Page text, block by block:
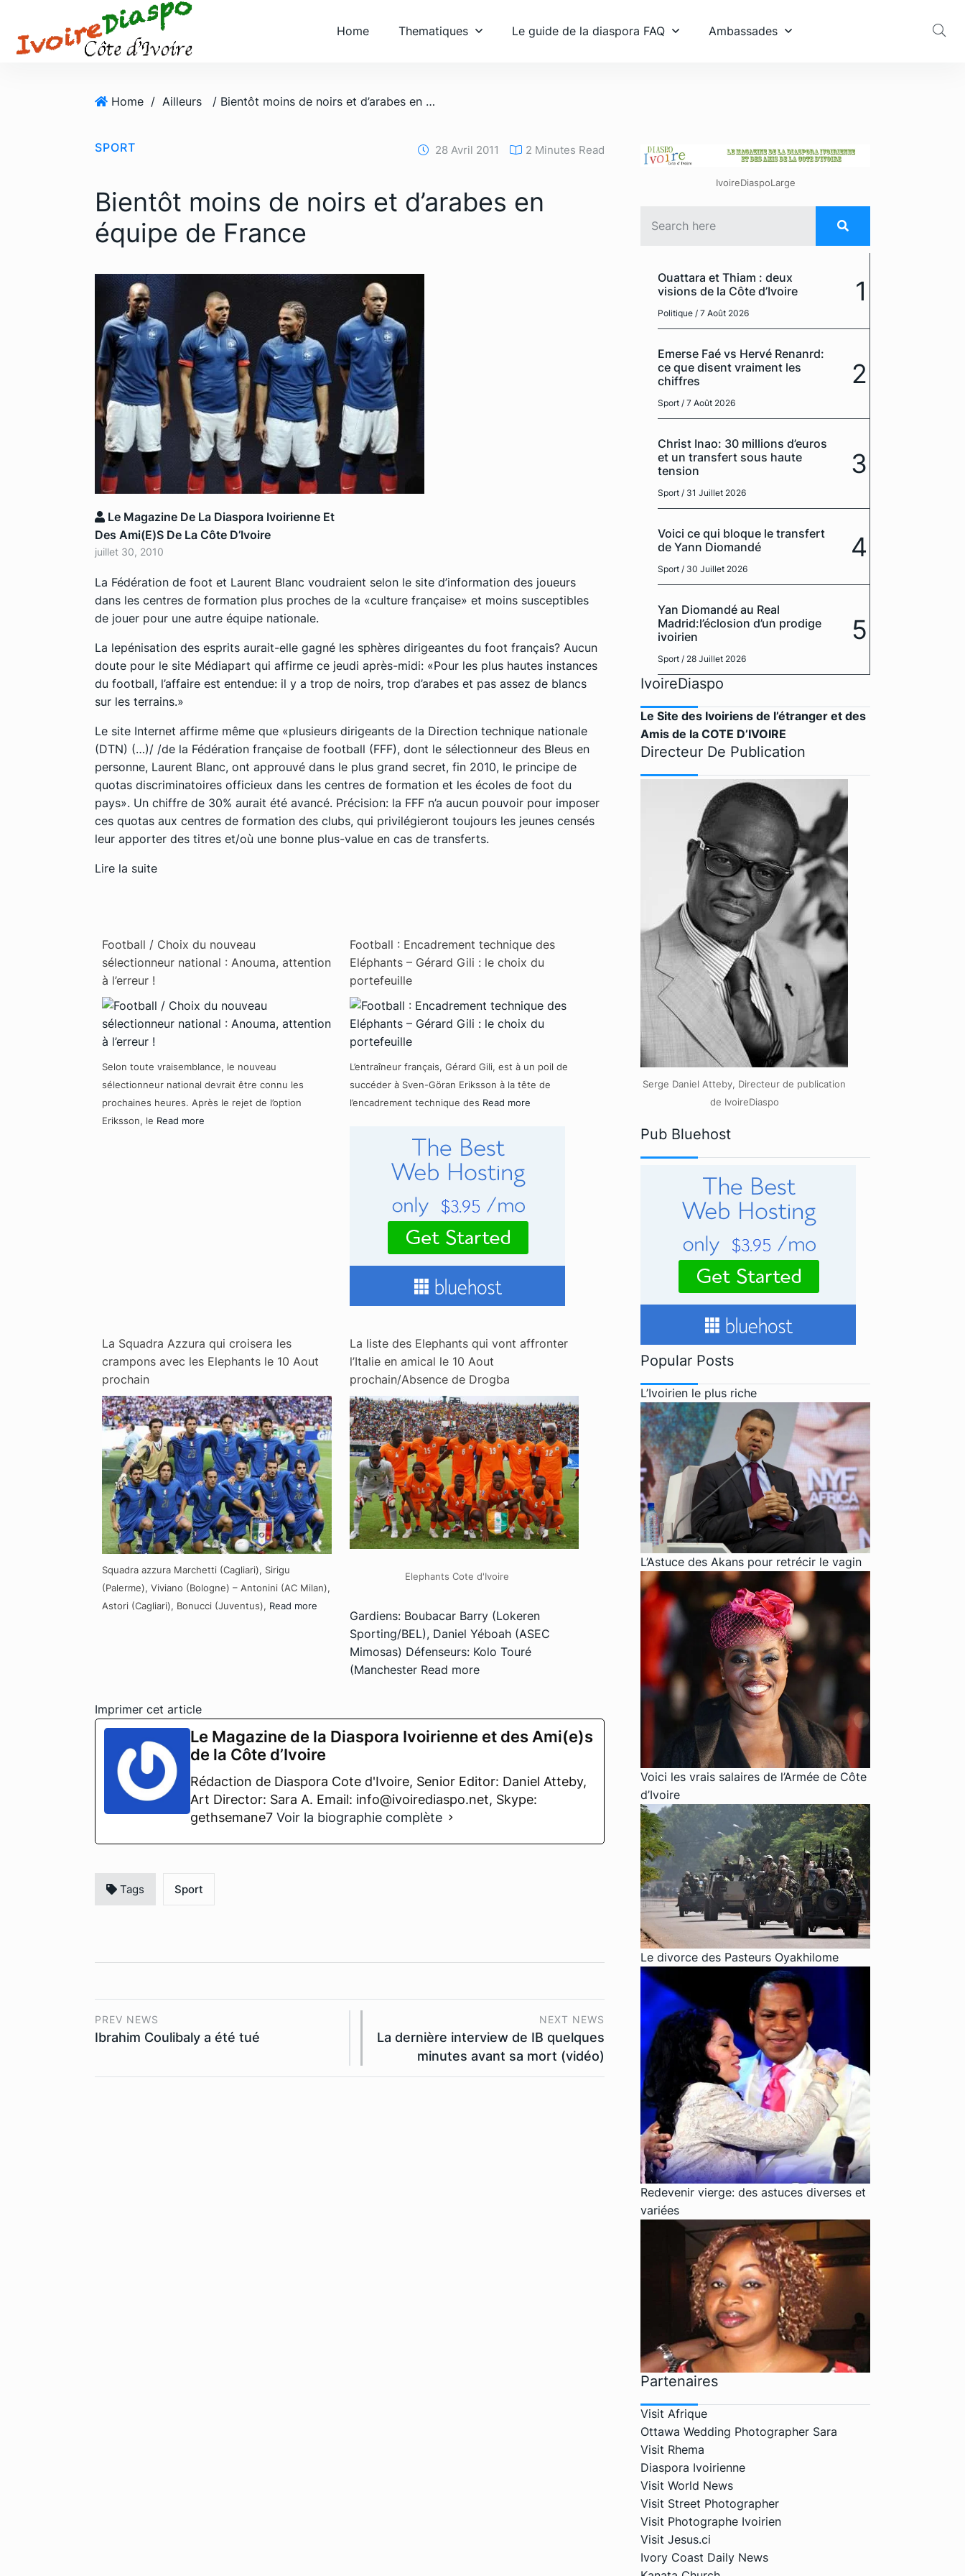
Home Thematiques Le guide de la diaspora FAQ Ambassades
Home / Ailleurs / Bientôt moins de noirs et d’arabes en équipe de France
SPORT 28 Avril 2011 2 Minutes Read
Bientôt moins de noirs et d’arabes en
équipe de France
Le Magazine De La Diaspora Ivoirienne Et
Des Ami(e)s De La Côte D’Ivoire
juillet 30, 2010
La Fédération de foot et Laurent Blanc voudraient selon le site d’information des joueurs
dans les centres de formation plus proches de la «culture française» et moins susceptibles
de jouer pour une autre équipe nationale.
La lepénisation des esprits aurait-elle gagné les sphères dirigeantes du foot français? Aucun
doute pour le site Médiapart qui affirme ce jeudi après-midi: «Pour les plus hautes instances
du football, l’affaire est entendue: il y a trop de noirs, trop d’arabes et pas assez de blancs
sur les terrains.»
Le site Internet affirme même que «plusieurs dirigeants de la Direction technique nationale
(DTN) (…)/ /de la Fédération française de football (FFF), dont le sélectionneur des Bleus en
personne, Laurent Blanc, ont approuvé dans le plus grand secret, fin 2010, le principe de
quotas discriminatoires officieux dans les centres de formation et les écoles de foot du
pays». Un chiffre de 30% aurait été avancé. Précision: la FFF n’a aucun pouvoir pour imposer
ces quotas aux centres de formation des clubs, qui privilégieront toujours les jeunes censés
leur apporter des titres et/où une bonne plus-value en cas de transferts.
Lire la suite
Football / Choix du nouveau
sélectionneur national : Anouma, attention
à l’erreur !
Selon toute vraisemblance, le nouveau
sélectionneur national devrait être connu les
prochaines heures. Après le rejet de l’option
Eriksson, le Read more
Football : Encadrement technique des
Eléphants – Gérard Gili : le choix du
portefeuille
L’entraîneur français, Gérard Gili, est à un poil de
succéder à Sven-Göran Eriksson à la tête de
l’encadrement technique des Read more
La Squadra Azzura qui croisera les
crampons avec les Elephants le 10 Aout
prochain
Squadra azzura Marchetti (Cagliari), Sirigu
(Palerme), Viviano (Bologne) – Antonini (AC Milan),
Astori (Cagliari), Bonucci (Juventus), Read more
La liste des Elephants qui vont affronter
l’Italie en amical le 10 Aout
prochain/Absence de Drogba
Elephants Cote d'Ivoire
Gardiens: Boubacar Barry (Lokeren
Sporting/BEL), Daniel Yéboah (ASEC
Mimosas) Défenseurs: Kolo Touré
(Manchester Read more
Imprimer cet article
Le Magazine de la Diaspora Ivoirienne et des Ami(e)s
de la Côte d’Ivoire
Rédaction de Diaspora Cote d'Ivoire, Senior Editor: Daniel Atteby,
Art Director: Sara A. Email: info@ivoirediaspo.net, Skype:
gethsemane7 Voir la biographie complète
Tags Sport
PREV NEWS
Ibrahim Coulibaly a été tué
NEXT NEWS
La dernière interview de IB quelques
minutes avant sa mort (vidéo)
IvoireDiaspoLarge
Ouattara et Thiam : deux
visions de la Côte d’Ivoire
Politique / 7 Août 2026
1
Emerse Faé vs Hervé Renanrd:
ce que disent vraiment les
chiffres
Sport / 7 Août 2026
2
Christ Inao: 30 millions d’euros
et un transfert sous haute
tension
Sport / 31 Juillet 2026
3
Voici ce qui bloque le transfert
de Yann Diomandé
Sport / 30 Juillet 2026
4
Yan Diomandé au Real
Madrid:l’éclosion d’un prodige
ivoirien
Sport / 28 Juillet 2026
5
IvoireDiaspo
Le Site des Ivoiriens de l’étranger et des
Amis de la COTE D’IVOIRE
Directeur De Publication
Serge Daniel Atteby, Directeur de publication
de IvoireDiaspo
Pub Bluehost
Popular Posts
L’Ivoirien le plus riche
L’Astuce des Akans pour retrécir le vagin
Voici les vrais salaires de l’Armée de Côte
d’Ivoire
Le divorce des Pasteurs Oyakhilome
Redevenir vierge: des astuces diverses et
variées
Partenaires
Visit Afrique
Ottawa Wedding Photographer Sara
Visit Rhema
Diaspora Ivoirienne
Visit World News
Visit Street Photographer
Visit Photographe Ivoirien
Visit Jesus.ci
Ivory Coast Daily News